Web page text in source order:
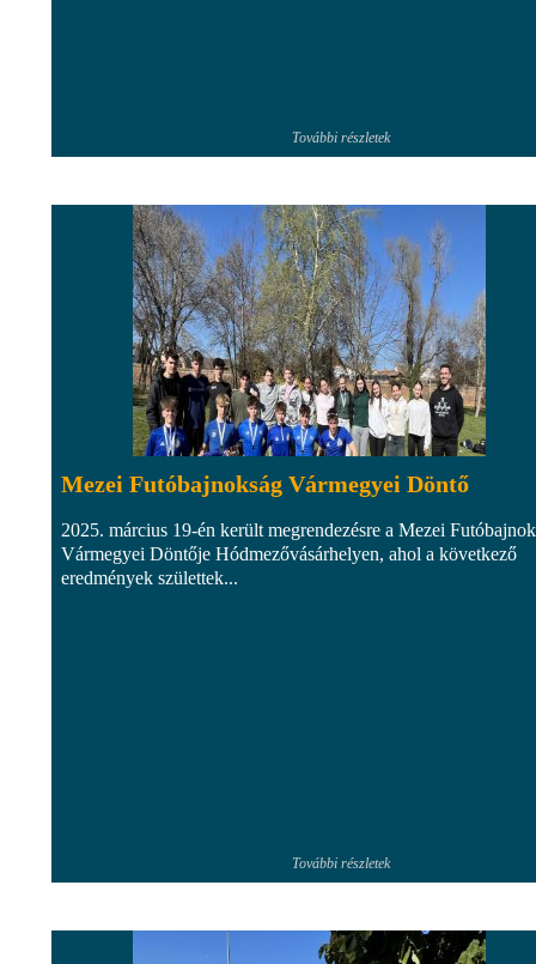
További részletek
Mezei Futóbajnokság Vármegyei Döntő
2025. március 19-én került megrendezésre a Mezei
Vármegyei Döntője Hódmezővásárhelyen, ahol a következő
eredmények születtek...
További részletek